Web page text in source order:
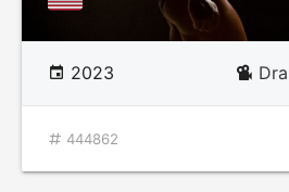
2023
444862